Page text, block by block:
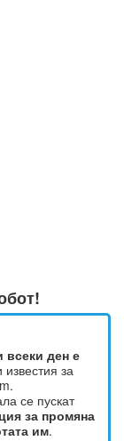
всеки ден е
известия за
се пускат
за промяна
им.